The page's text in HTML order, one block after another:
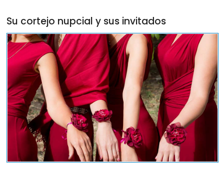
Su cortejo nupcial y sus invitados